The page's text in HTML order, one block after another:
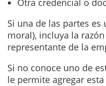
Si una de las partes es
moral), incluya la
representante de la
Si no conoce uno de
le permite agregar